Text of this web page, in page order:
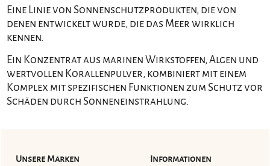
Eine Linie von Sonnenschutzprodukten, die von
denen entwickelt wurde, die das Meer wirklich
kennen.
Ein Konzentrat aus marinen Wirkstoffen, Algen und
wertvollen Korallenpulver, kombiniert mit einem
Komplex mit spezifischen Funktionen zum Schutz vor
Schäden durch Sonneneinstrahlung.
Unsere Marken Informationen